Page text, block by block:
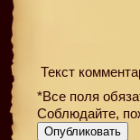
Текст
*Все поля
Соблюдайте,
Опубликовать